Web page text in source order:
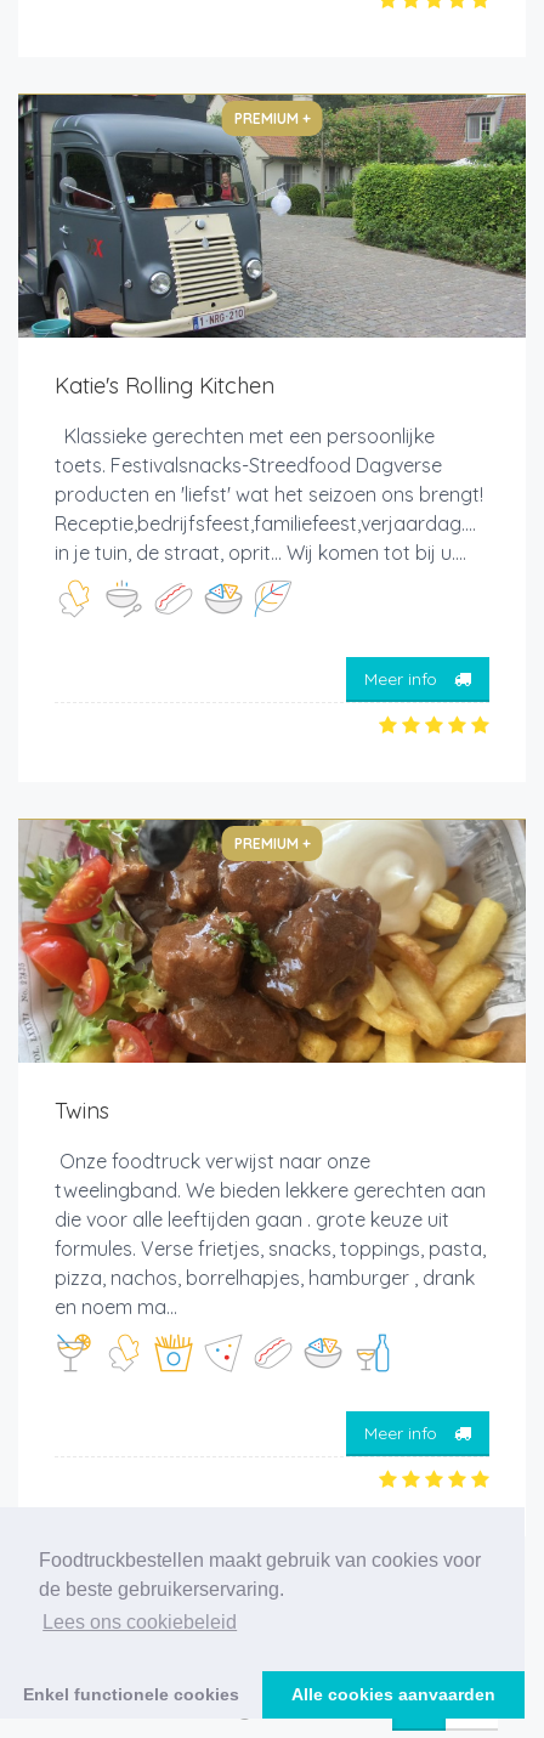
Foodtruckbestellen maakt gebruik van cookies voor
de beste gebruikerservaring.
Lees ons cookiebeleid
Enkel functionele cookies Alle cookies aanvaarden
PREMIUM +
Katie's Rolling Kitchen
Klassieke gerechten met een persoonlijke
toets. Festivalsnacks-Streedfood Dagverse
producten en 'liefst' wat het seizoen ons brengt!
Receptie,bedrijfsfeest,familiefeest,verjaardag....
in je tuin, de straat, oprit... Wij komen tot bij u....
Meer info
PREMIUM +
Twins
Onze foodtruck verwijst naar onze
tweelingband. We bieden lekkere gerechten aan
die voor alle leeftijden gaan . grote keuze uit
formules. Verse frietjes, snacks, toppings, pasta,
pizza, nachos, borrelhapjes, hamburger , drank
en noem ma...
Meer info
1 2 3 4 5 6
12
›
227 foodtrucks gevonden